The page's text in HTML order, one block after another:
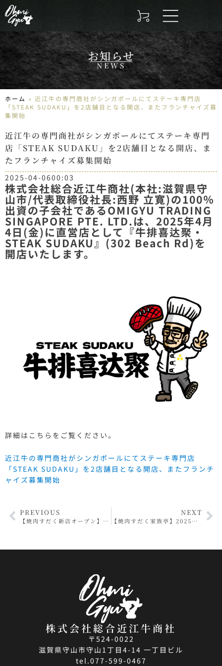
お知らせ
NEWS
ホーム » 近江牛の専門商社がシンガポールにてステーキ専門店
「STEAK SUDAKU」を2店舗目となる開店、またフランチャイズ募
集開始
近江牛の専門商社がシンガポールにてステーキ専門
店「STEAK SUDAKU」を2店舗目となる開店、ま
たフランチャイズ募集開始
2025-04-0600:03
株式会社総合近江牛商社(本社:滋賀県守
山市/代表取締役社長:西野 立寛)の100％
出資の子会社であるOMIGYU TRADING
SINGAPORE PTE. LTD.は、2025年4月
4日(金)に直営店として『牛排喜达聚・
STEAK SUDAKU』(302 Beach Rd)を
開店いたします。
詳細はこちらをご覧ください。
近江牛の専門商社がシンガポールにてステーキ専門店
「STEAK SUDAKU」を2店舗目となる開店、またフランチ
ャイズ募集開始
PREVIOUS
【焼肉すだく新店オープン】2025年3月22日(土)に『焼肉すだく家族亭長浜店』がグランドオープン！オープニングイベントでは半額祭を開催！！焼肉すだく家族亭長浜店には平日限定で食べ放題メニューが登場！
NEXT
【焼肉すだく家族亭】2025年4月1日～15日までの期間限定で大人気メニュー「家族盛り」半額キャンペーン開催！人気のステーキもついた盛り合わせが半額で楽しめる！
株式会社総合近江牛商社
〒524-0022
滋賀県守山市守山1丁目4-14 一丁目ビル
tel.077-599-0467